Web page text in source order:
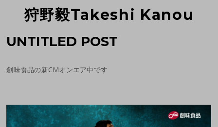
狩野毅Takeshi Kanou
UNTITLED POST
創味食品の新CMオンエア中です